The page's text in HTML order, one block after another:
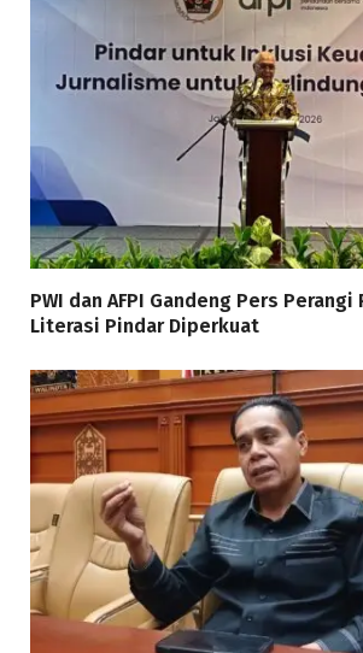
PWI dan AFPI Gandeng Pers
Literasi Pindar Diperkuat